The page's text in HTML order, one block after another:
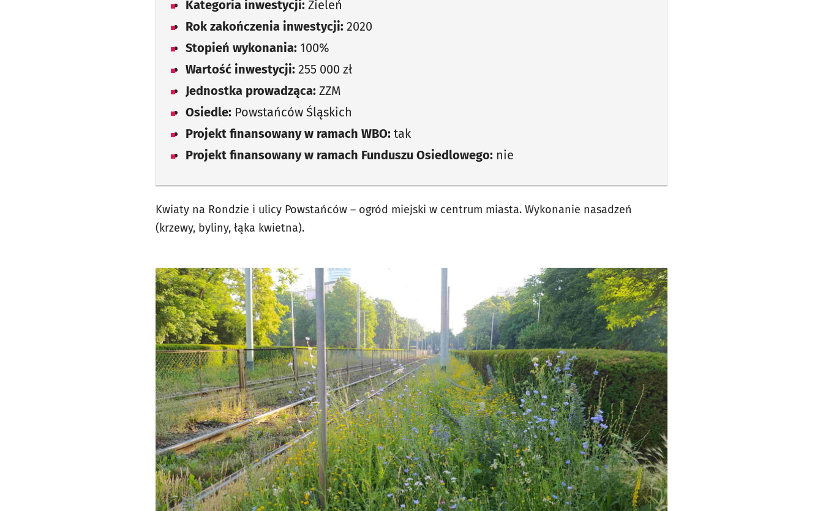
Kategoria inwestycji: Zieleń
Rok zakończenia inwestycji: 2020
Stopień wykonania: 100%
Wartość inwestycji: 255 000 zł
Jednostka prowadząca: ZZM
Osiedle: Powstańców Śląskich
Projekt finansowany w ramach WBO: tak
Projekt finansowany w ramach Funduszu Osiedlowego: nie
Kwiaty na Rondzie i ulicy Powstańców – ogród miejski w centrum miasta. Wykonanie nasadzeń
(krzewy, byliny, łąka kwietna).